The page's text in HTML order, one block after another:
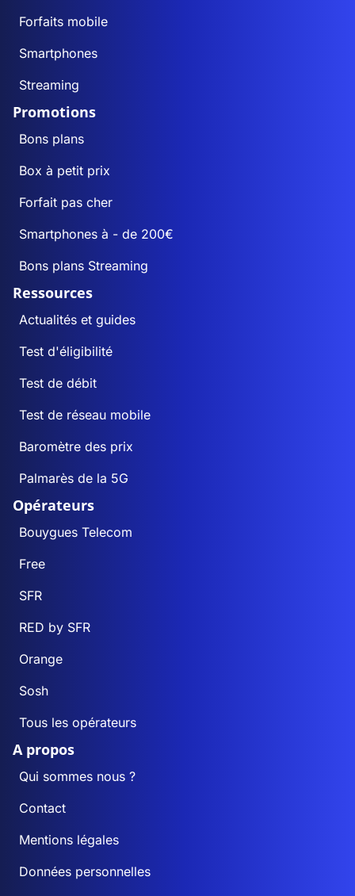
Forfaits mobile
Smartphones
Streaming
Promotions
Bons plans
Box à petit prix
Forfait pas cher
Smartphones à - de 200€
Bons plans Streaming
Ressources
Actualités et guides
Test d'éligibilité
Test de débit
Test de réseau mobile
Baromètre des prix
Palmarès de la 5G
Opérateurs
Bouygues Telecom
Free
SFR
RED by SFR
Orange
Sosh
Tous les opérateurs
A propos
Qui sommes nous ?
Contact
Mentions légales
Données personnelles